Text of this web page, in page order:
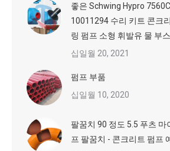
좋은 Schwing Hypro
10011294 수리 키트 콘크
링 펌프 소형 휘발유 물 부
십일월 20, 2021
펌프 부품
십일월 10, 2020
팔꿈치 90 정도 5.5 푸츠 마
프 팔꿈치 - 콘크리트 펌프